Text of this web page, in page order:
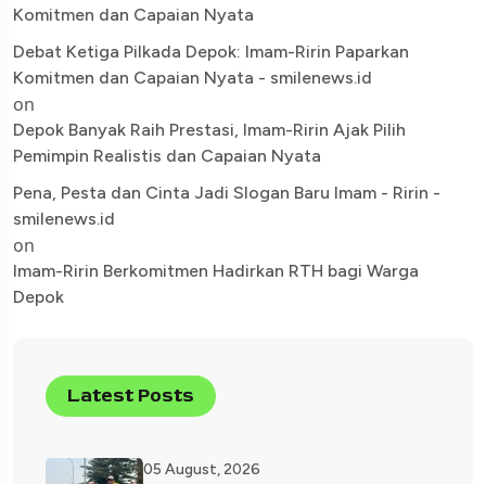
Komitmen dan Capaian Nyata
Debat Ketiga Pilkada Depok: Imam-Ririn Paparkan
Komitmen dan Capaian Nyata - smilenews.id
on
Depok Banyak Raih Prestasi, Imam-Ririn Ajak Pilih
Pemimpin Realistis dan Capaian Nyata
Pena, Pesta dan Cinta Jadi Slogan Baru Imam - Ririn -
smilenews.id
on
Imam-Ririn Berkomitmen Hadirkan RTH bagi Warga
Depok
Latest Posts
05 August, 2026